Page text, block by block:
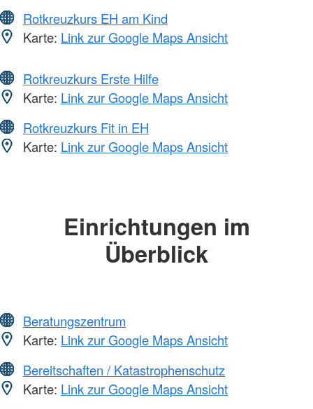
Rotkreuzkurs EH am Kind
Karte: Link zur Google Maps Ansicht
Rotkreuzkurs Erste Hilfe
Karte: Link zur Google Maps Ansicht
Rotkreuzkurs Fit in EH
Karte: Link zur Google Maps Ansicht
Einrichtungen im
Überblick
Beratungszentrum
Karte: Link zur Google Maps Ansicht
Bereitschaften / Katastrophenschutz
Karte: Link zur Google Maps Ansicht